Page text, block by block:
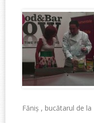
Făniș , bucătarul de la